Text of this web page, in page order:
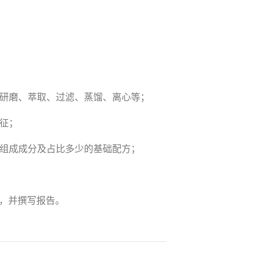
、萃取、过滤、蒸馏、离心等；
；
成分及占比多少的基础配方；
撰写报告。